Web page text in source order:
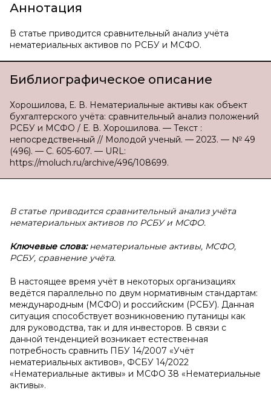
Аннотация
В статье приводится сравнительный анализ учёта
нематериальных активов по РСБУ и МСФО.
Библиографическое описание
Хорошилова, Е. В. Нематериальные активы как объект
бухгалтерского учёта: сравнительный анализ положений
РСБУ и МСФО / Е. В. Хорошилова. — Текст :
непосредственный // Молодой ученый. — 2023. — № 49
(496). — С. 605-607. — URL:
https://moluch.ru/archive/496/108699.
В статье приводится сравнительный анализ учёта
нематериальных активов по РСБУ и МСФО.
Ключевые слова:нематериальные активы, МСФО,
РСБУ, сравнение учёта.
В настоящее время учёт в некоторых организациях
ведётся параллельно по двум нормативным стандартам:
международным (МСФО) и российским (РСБУ). Данная
ситуация способствует возникновению путаницы как
для руководства, так и для инвесторов. В связи с
данной тенденцией возникает естественная
потребность сравнить ПБУ 14/2007 «Учёт
нематериальных активов», ФСБУ 14/2022
«Нематериальные активы» и МСФО 38 «Нематериальные
активы».